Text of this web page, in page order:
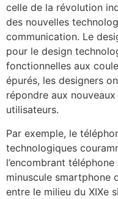
celle de la révolution
des nouvelles
communication. Le
pour le design
fonctionnelles aux
épurés, les designers
répondre aux
utilisateurs.
Par exemple, le
technologiques
l’encombrant
minuscule smartphone
entre le milieu du XIXe